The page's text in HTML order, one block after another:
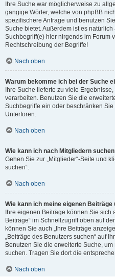
Ihre Suche war möglicherweise zu
gängige Wörter, welche von phpBB
spezifischere Anfrage und benutzen
Suche bietet. Außerdem ist es
Suchbegriff(e) hier nirgends im Forum
Rechtschreibung der Begriffe!
Nach oben
Warum bekomme ich bei der Suche
Ihre Suche lieferte zu viele
verarbeiten. Benutzen Sie die
Suchbegriffe ein oder beschränken
Unterforen.
Nach oben
Wie kann ich nach Mitgliedern
Gehen Sie zur „Mitglieder“-Seite und
suchen“.
Nach oben
Wie kann ich meine eigenen Beiträge
Ihre eigenen Beiträge können Sie
Beiträge“ im Schnellzugriff oben auf
können Sie auch „Ihre Beiträge
„Beiträge des Benutzers suchen“ auf
Benutzen Sie die erweiterte Suche,
suchen. Tragen Sie dort die
Nach oben